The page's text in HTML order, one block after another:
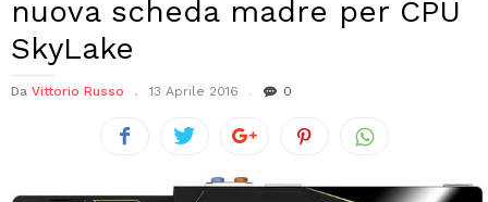
nuova scheda madre per CPU
SkyLake
Da Vittorio Russo 13 Aprile 2016 0